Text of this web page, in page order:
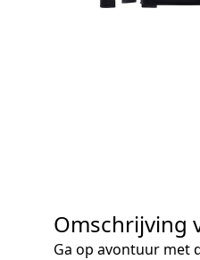
Omschrijving
Ga op avontuur met